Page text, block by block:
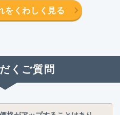
をくわしく見る
くご質問